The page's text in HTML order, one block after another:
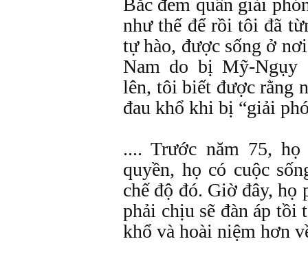
Bắc đem quân giải
như thế để rồi tôi đã
tự hào, được sống ở
Nam do bị Mỹ-Ngụy
lên, tôi biết được rằng
đau khổ khi bị “giải
.... Trước năm 75,
quyền, họ có cuộc
chế độ đó. Giờ đây, họ
phải chịu sẽ đàn áp tồi
khổ và hoài niệm hơn